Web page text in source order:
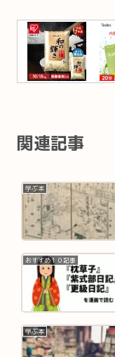
関連記事
学ぶ本
おすすめ１０記事
学ぶ本